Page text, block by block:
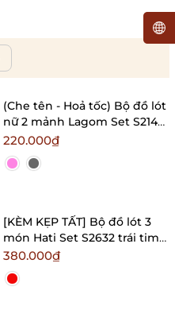
(Che tên - Hoả tốc) Bộ đồ lót
nữ 2 mảnh Lagom Set S2148
chất gân dày dặn cột dây
không mút Bralettehousevn
220.000₫
[KÈM KẸP TẤT] Bộ đồ lót 3
món Hati Set S2632 trái tim
lấp lánh gợi cảm quyến rũ
Bralettehousevn
380.000₫